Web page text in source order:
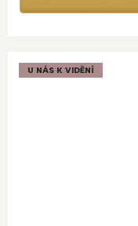
U NÁS K VIDĚNÍ